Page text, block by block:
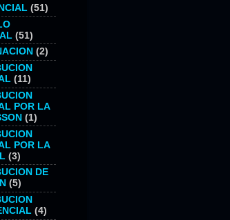
(51)
(51)
(2)
(11)
POR LA
(1)
POR LA
(3)
DE
(5)
(4)